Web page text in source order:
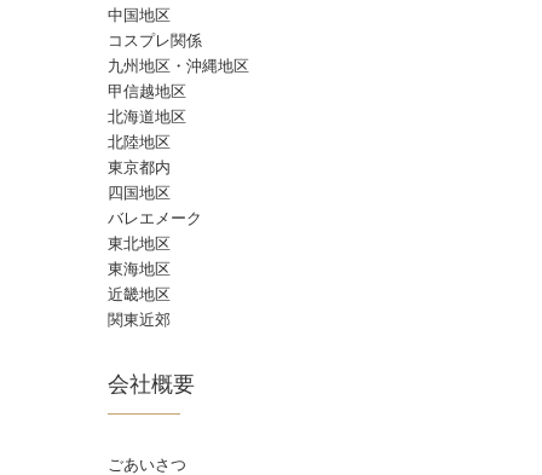
中国地区
コスプレ関係
九州地区・沖縄地区
甲信越地区
北海道地区
北陸地区
東京都内
四国地区
バレエメーク
東北地区
東海地区
近畿地区
関東近郊
会社概要
ごあいさつ